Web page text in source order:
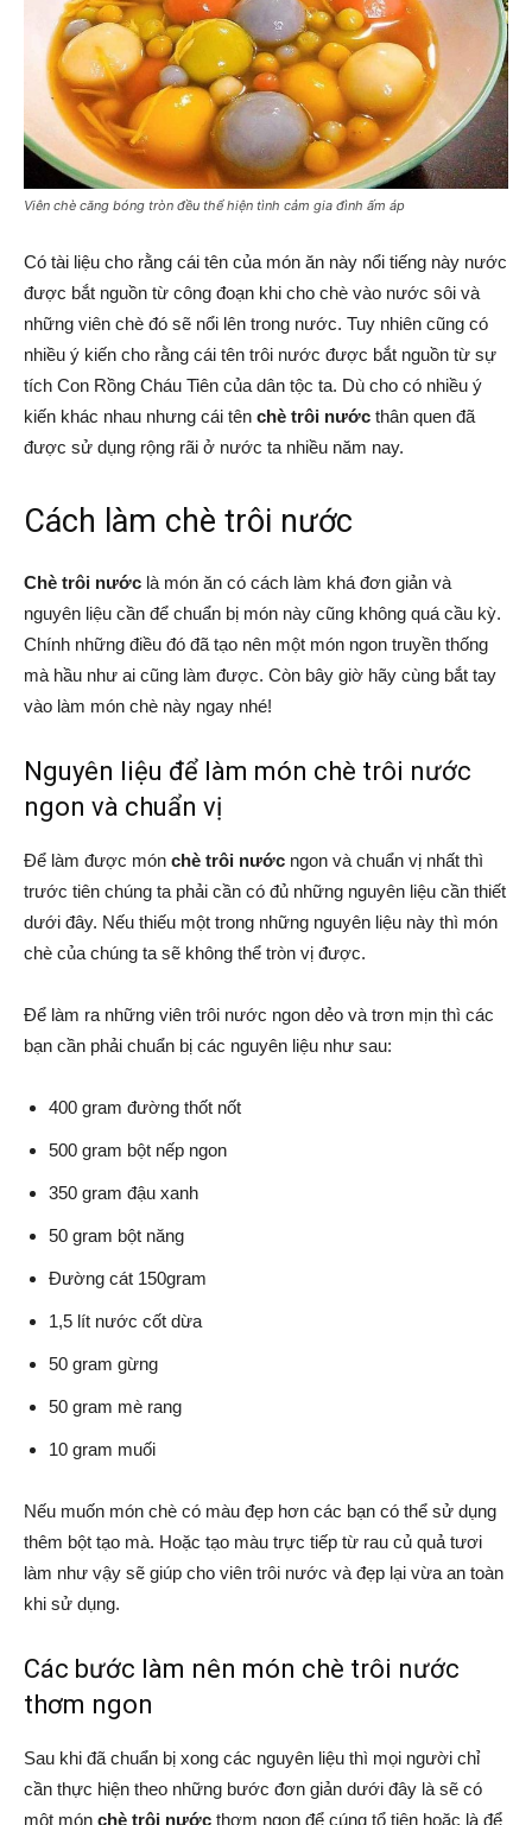
Viên chè căng bóng tròn đều thể hiện tình cảm gia đình ấm áp
Có tài liệu cho rằng cái tên của món ăn này nổi tiếng này nước
được bắt nguồn từ công đoạn khi cho chè vào nước sôi và
những viên chè đó sẽ nổi lên trong nước. Tuy nhiên cũng có
nhiều ý kiến cho rằng cái tên trôi nước được bắt nguồn từ sự
tích Con Rồng Cháu Tiên của dân tộc ta. Dù cho có nhiều ý
kiến khác nhau nhưng cái tên chè trôi nước thân quen đã
được sử dụng rộng rãi ở nước ta nhiều năm nay.
Cách làm chè trôi nước
Chè trôi nước là món ăn có cách làm khá đơn giản và
nguyên liệu cần để chuẩn bị món này cũng không quá cầu kỳ.
Chính những điều đó đã tạo nên một món ngon truyền thống
mà hầu như ai cũng làm được. Còn bây giờ hãy cùng bắt tay
vào làm món chè này ngay nhé!
Nguyên liệu để làm món chè trôi nước
ngon và chuẩn vị
Để làm được món chè trôi nước ngon và chuẩn vị nhất thì
trước tiên chúng ta phải cần có đủ những nguyên liệu cần thiết
dưới đây. Nếu thiếu một trong những nguyên liệu này thì món
chè của chúng ta sẽ không thể tròn vị được.
Để làm ra những viên trôi nước ngon dẻo và trơn mịn thì các
bạn cần phải chuẩn bị các nguyên liệu như sau:
400 gram đường thốt nốt
500 gram bột nếp ngon
350 gram đậu xanh
50 gram bột năng
Đường cát 150gram
1,5 lít nước cốt dừa
50 gram gừng
50 gram mè rang
10 gram muối
Nếu muốn món chè có màu đẹp hơn các bạn có thể sử dụng
thêm bột tạo mà. Hoặc tạo màu trực tiếp từ rau củ quả tươi
làm như vậy sẽ giúp cho viên trôi nước và đẹp lại vừa an toàn
khi sử dụng.
Các bước làm nên món chè trôi nước
thơm ngon
Sau khi đã chuẩn bị xong các nguyên liệu thì mọi người chỉ
cần thực hiện theo những bước đơn giản dưới đây là sẽ có
một món chè trôi nước thơm ngon để cúng tổ tiên hoặc là để